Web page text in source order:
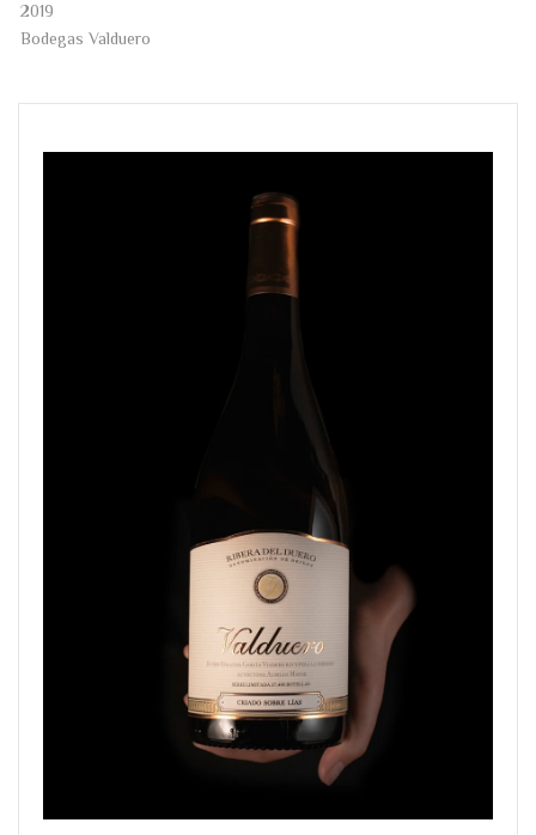
2019
Bodegas Valduero